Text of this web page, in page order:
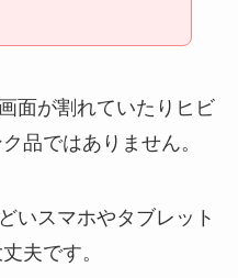
面が割れていたりヒビ
品ではありません。
いスマホやタブレット
夫です。